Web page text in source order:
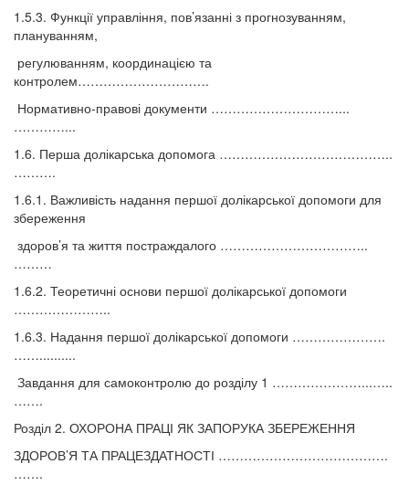
1.5.3. Функції управління, пов’язанні з прогнозуванням,
плануванням,
регулюванням, координацією та
контролем………………………….
Нормативно-правові документи …………………………...
…………...
1.6. Перша долікарська допомога …………………………………..
……….
1.6.1. Важливість надання першої долікарської допомоги для
збереження
здоров’я та життя постраждалого ……………………………..
………
1.6.2. Теоретичні основи першої долікарської допомоги
…………………..
1.6.3. Надання першої долікарської допомоги ………………….
……..........
Завдання для самоконтролю до розділу 1 …………………...…..
…….
Розділ 2. ОХОРОНА ПРАЦІ ЯК ЗАПОРУКА ЗБЕРЕЖЕННЯ
ЗДОРОВ’Я ТА ПРАЦЕЗДАТНОСТІ ………………………………….
…….